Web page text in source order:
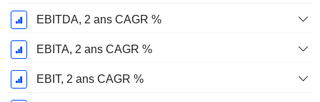
EBITDA, 2 ans CAGR %
EBITA, 2 ans CAGR %
EBIT, 2 ans CAGR %